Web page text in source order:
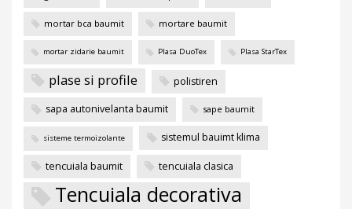
mortar bca baumit mortare baumit
mortar zidarie baumit Plasa DuoTex Plasa StarTex
plase si profile polistiren
sapa autonivelanta baumit sape baumit
sisteme termoizolante sistemul bauimt klima
tencuiala baumit tencuiala clasica
Tencuiala decorativa